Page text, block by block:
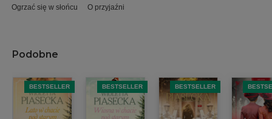
Ogrzać się w słońcu O przyjaźni
Podobne
BESTSELLER BESTSELLER BESTSELLER